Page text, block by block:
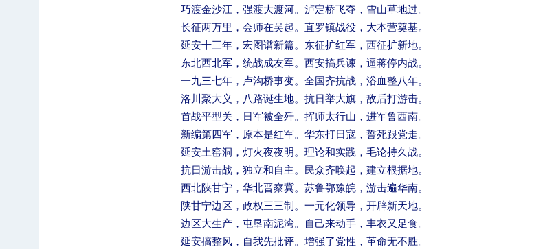
巧渡金沙江，强渡大渡河。泸定桥飞夺，雪山草地过。
长征两万里，会师在吴起。直罗镇战役，大本营奠基。
延安十三年，宏图谱新篇。东征扩红军，西征扩新地。
东北西北军，统战成友军。西安搞兵谏，逼蒋停内战。
一九三七年，卢沟桥事变。全国齐抗战，浴血整八年。
洛川聚大义，八路诞生地。抗日举大旗，敌后打游击。
首战平型关，日军被全歼。挥师太行山，进军鲁西南。
新编第四军，原本是红军。华东打日寇，誓死跟党走。
延安土窑洞，灯火夜夜明。理论和实践，毛论持久战。
抗日游击战，独立和自主。民众齐唤起，建立根据地。
西北陕甘宁，华北晋察冀。苏鲁鄂豫皖，游击遍华南。
陕甘宁边区，政权三三制。一元化领导，开辟新天地。
边区大生产，屯垦南泥湾。自己来动手，丰衣又足食。
延安搞整风，自我先批评。增强了党性，革命无不胜。
北工商光影——2026年北工商的夏 北工商光影——2026年春